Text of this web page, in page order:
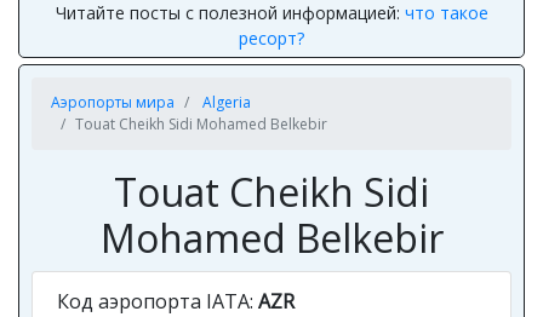
Читайте посты с полезной информацией: что такое
ресорт?
Аэропорты мира
Algeria
Touat Cheikh Sidi Mohamed Belkebir
Touat Cheikh Sidi
Mohamed Belkebir
Код аэропорта IATA: AZR